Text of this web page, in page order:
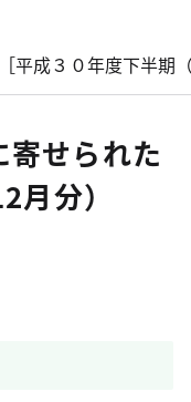
平成３０年度下半期
せられた
分）